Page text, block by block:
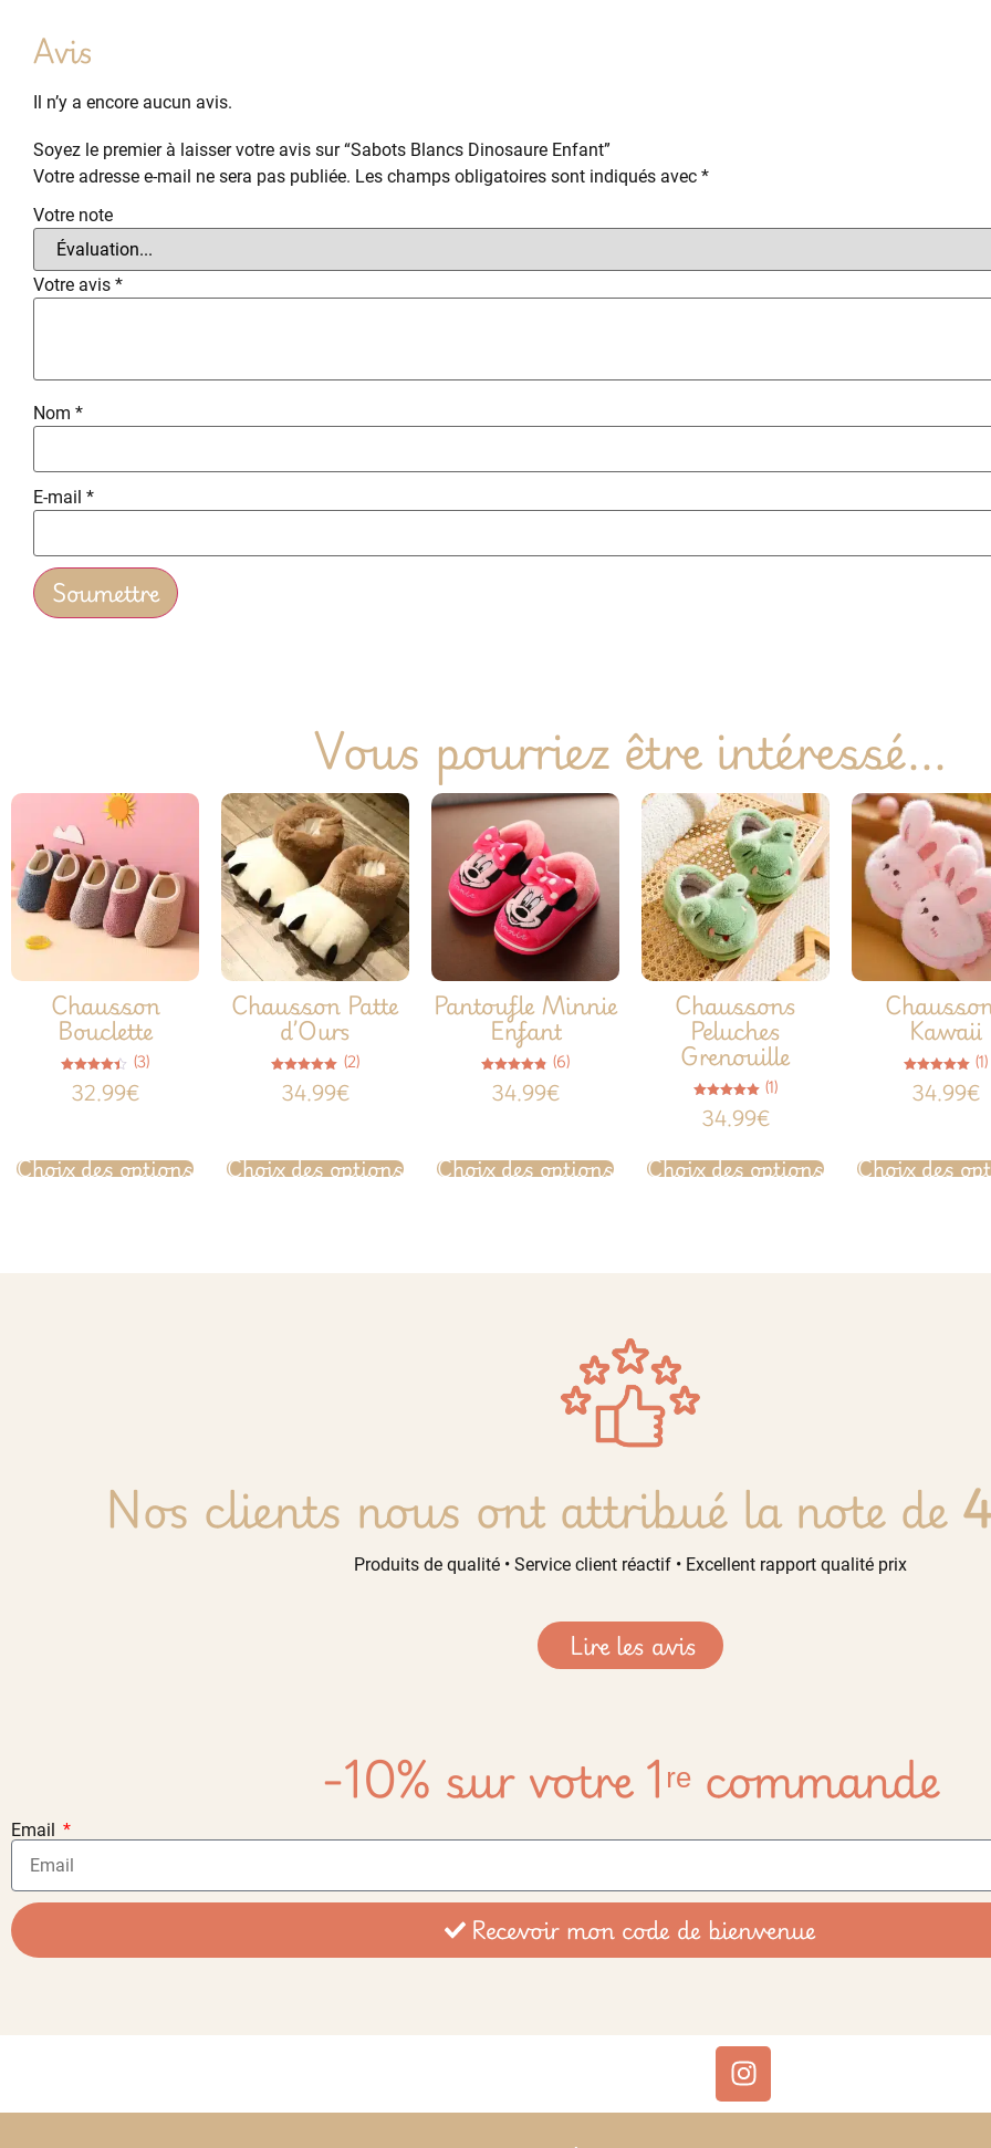
Avis
Il n’y a encore aucun avis.
Soyez le premier à laisser votre avis sur “Sabots Blancs Dinosaure Enfant”
Votre adresse e-mail ne sera pas publiée. Les champs obligatoires sont indiqués avec *
Votre note
Votre avis *
Nom *
E-mail *
Vous pourriez être intéressé...
Chausson
Bouclette
4.33
sur 5
(3)
32.99€
Choix des options
Chausson Patte
d’Ours
Note
5.00
sur 5
(2)
34.99€
Choix des options
Pantoufle Minnie
Enfant
4.83
sur 5
(6)
34.99€
Choix des options
Chaussons
Peluches
Grenouille
Note
5.00
sur 5
(1)
34.99€
Choix des options
Kawaii
Note
5.00
sur 5
(1)
34.99€
Choix des
Nos clients nous ont attribué la note de
Produits de qualité • Service client réactif • Excellent rapport qualité prix
Lire les avis
-10% sur votre 1ʳᵉ commande
Email
Recevoir mon code de bienvenue